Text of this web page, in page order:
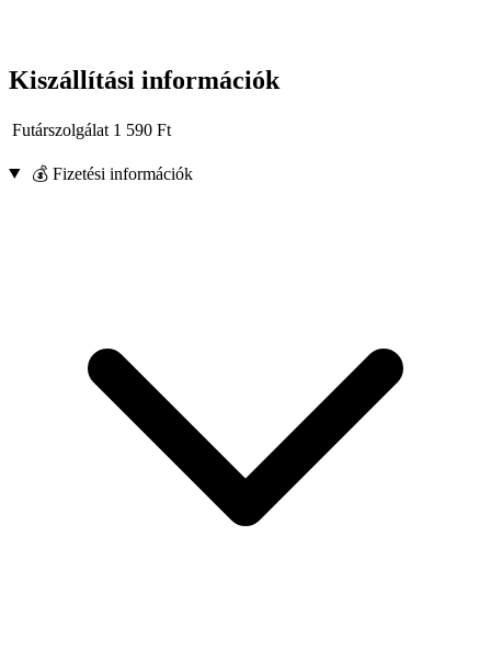
Kiszállítási információk
Futárszolgálat 1 590 Ft
💰 Fizetési információk